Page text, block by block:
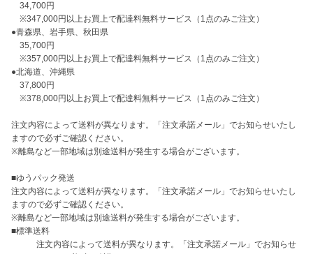
34,700円
※347,000円以上お買上で配達料無料サービス（1点のみご注文）
●青森県、岩手県、秋田県
35,700円
※357,000円以上お買上で配達料無料サービス（1点のみご注文）
●北海道、沖縄県
37,800円
※378,000円以上お買上で配達料無料サービス（1点のみご注文）
注文内容によって送料が異なります。「注文承諾メール」でお知らせいたし
ますので必ずご確認ください。
※離島など一部地域は別途送料が発生する場合がございます。
■ゆうパック発送
注文内容によって送料が異なります。「注文承諾メール」でお知らせいたし
ますので必ずご確認ください。
※離島など一部地域は別途送料が発生する場合がございます。
■標準送料
注文内容によって送料が異なります。「注文承諾メール」でお知らせ